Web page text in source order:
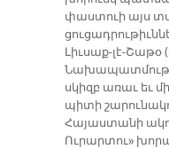
փաստուի այս
Լիւսաք-լէ-Շաթօ
սկիզբ առաւ եւ
պիտի
Հայաստանի
Ուրարտու»